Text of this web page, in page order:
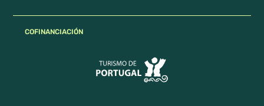
COFINANCIACIÓN